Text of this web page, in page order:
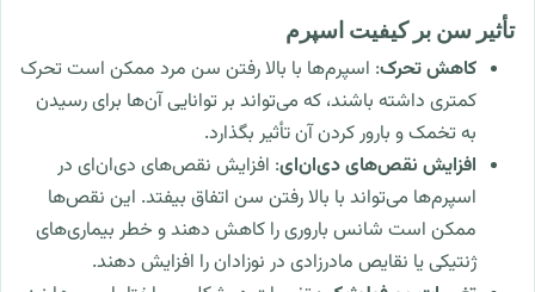
تأثیر سن بر کیفیت اسپرم
کاهش تحرک: اسپرم‌ها با بالا رفتن سن مرد ممکن است تحرک
کمتری داشته باشند، که می‌تواند بر توانایی آن‌ها برای رسیدن
به تخمک و بارور کردن آن تأثیر بگذارد.
افزایش نقص‌های دی‌ان‌ای: افزایش نقص‌های دی‌ان‌ای در
اسپرم‌ها می‌تواند با بالا رفتن سن اتفاق بیفتد. این نقص‌ها
ممکن است شانس باروری را کاهش دهند و خطر بیماری‌های
ژنتیکی یا نقایص مادرزادی در نوزادان را افزایش دهند.